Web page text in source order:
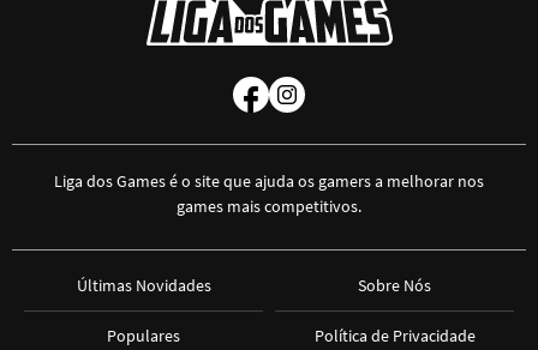
Liga dos Games é o site que ajuda os gamers a melhorar nos
games mais competitivos.
Últimas Novidades
Populares
Sobre Nós
Política de Privacidade